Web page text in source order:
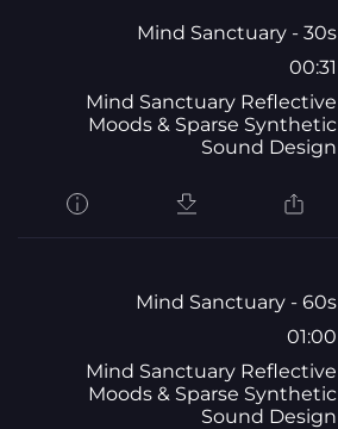
Mind Sanctuary - 30s
00:31
Mind Sanctuary Reflective
Moods & Sparse Synthetic
Sound Design
Mind Sanctuary - 60s
01:00
Mind Sanctuary Reflective
Moods & Sparse Synthetic
Sound Design